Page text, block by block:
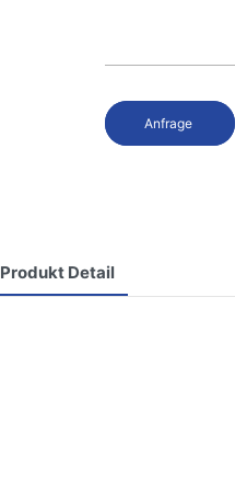
Anfrage
Produkt Detail